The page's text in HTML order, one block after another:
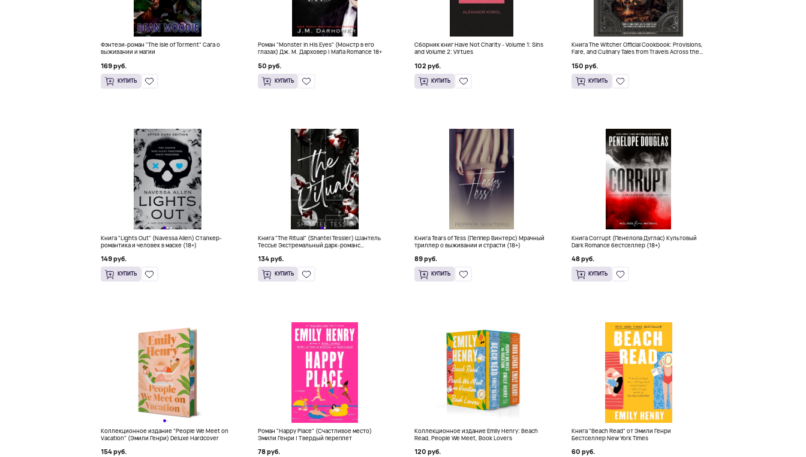
Фэнтези-роман "The Isle of Torment" Сага о
выживании и магии
169 руб.
КУПИТЬ
Роман "Monster in His Eyes" (Монстр в его
глазах) Дж. М. Дарховер | Mafia Romance 18+
50 руб.
КУПИТЬ
Сборник книг Have Not Charity - Volume 1: Sins
and Volume 2: Virtues
102 руб.
КУПИТЬ
Книга The Witcher Official Cookbook: Provisions,
Fare, and Culinary Tales from Travels Across the
150 руб.
КУПИТЬ
Книга "Lights Out" (Navessa Allen) Сталкер-
романтика и человек в маске (18+)
149 руб.
КУПИТЬ
Книга "The Ritual" (Shantel Tessier) Шантель
Тессье Экстремальный дарк-романс
134 руб.
КУПИТЬ
Книга Tears of Tess (Пеппер Винтерс) Мрачный
триллер о выживании и страсти (18+)
89 руб.
КУПИТЬ
Книга Corrupt (Пенелопа Дуглас) Культовый
Dark Romance бестселлер (18+)
48 руб.
КУПИТЬ
Коллекционное издание "People We Meet on
Vacation" (Эмили Генри) Deluxe Hardcover
154 руб.
Роман "Happy Place" (Счастливое место)
Эмили Генри | Твердый переплет
78 руб.
Коллекционное издание Emily Henry: Beach
Read, People We Meet, Book Lovers
120 руб.
Книга "Beach Read" от Эмили Генри
Бестселлер New York Times
60 руб.